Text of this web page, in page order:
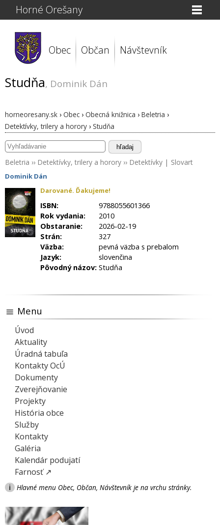
Horné Orešany
Obec Občan Návštevník
Studňa, Dominik Dán
horneoresany.sk › Obec › Obecná knižnica › Beletria ›
Detektívky, trilery a horory › Studňa
hľadaj
Beletria ›› Detektívky, trilery a horory ›› Detektívky | Slovart
Dominik Dán
Darované. Ďakujeme!
ISBN:
9788055601366
Rok vydania:
2010
Obstaranie:
2026-02-19
Strán:
327
Väzba:
pevná väzba s prebalom
Jazyk:
slovenčina
Pôvodný názov: Studňa
Menu
Úvod
Aktuality
Úradná tabuľa
Kontakty OcÚ
Dokumenty
Zverejňovanie
Projekty
História obce
Služby
Kontakty
Galéria
Kalendár podujatí
Farnosť ↗
i Hlavné menu Obec, Občan, Návštevník je na vrchu stránky.